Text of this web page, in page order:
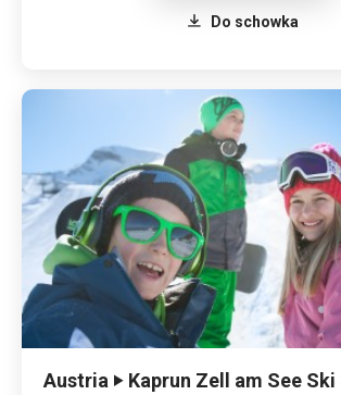
Do schowka
Austria ‣ Kaprun Zell am See